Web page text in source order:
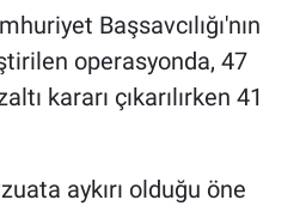
Başsavcılığı'nın
operasyonda, 47
kararı çıkarılırken 41
aykırı olduğu öne